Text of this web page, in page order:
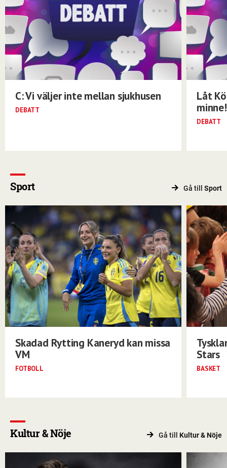
C: Vi väljer inte mellan sjukhusen
DEBATT
Låt
minne!
DEBATT
Sport Gå till Sport
Skadad Rytting Kaneryd kan missa
VM
FOTBOLL
Stars
BASKET
Kultur & Nöje Gå till Kultur & Nöje